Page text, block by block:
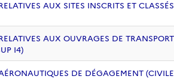
AUX SITES INSCRITS ET
AUX OUVRAGES DE
I4)
DE DÉGAGEMENT